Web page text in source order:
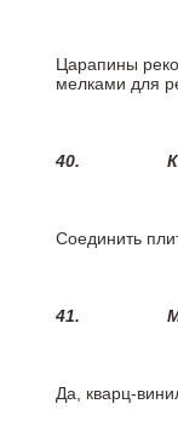
Царапины
мелками для
40.
Соединить
41.
Да, кварц-